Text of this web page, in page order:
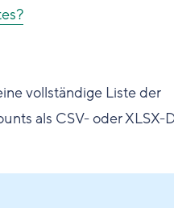
vollständige Liste der
als CSV- oder XLSX-